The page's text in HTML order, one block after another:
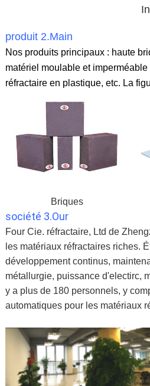
produit 2.Main
Nos produits principaux : haute
matériel moulable et
réfractaire en plastique, etc. La
Briques
société 3.Our
Four Cie. réfractaire, Ltd de
les matériaux réfractaires riches.
développement continus,
métallurgie, puissance d'electirc,
y a plus de 180 personnels, y
automatiques pour les matériaux